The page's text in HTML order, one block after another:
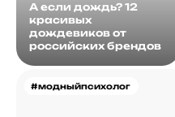
А если дождь? 12
красивых
дождевиков от
российских брендов
#модныйпсихолог